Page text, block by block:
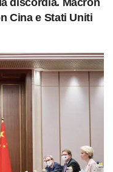
discordia. Macron
Cina e Stati Uniti